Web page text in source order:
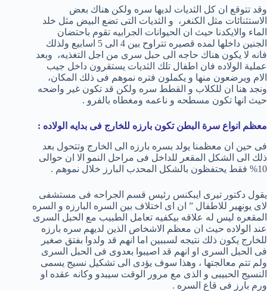
وقد تتوقع ان كل الثديات لديها سره ولكن هناك بعض
الاستثنائات مثل الكنغر، و الثديات التى تضع البيض مثل خلد
الماء والايكدنا حيث ان الحيوانات الجرابيه تقوم باحتضان
الجنين داخلها لمده قصيره تتراوح بين 4 الى 5 اسابيع ولذلك
فانه لا يكون هناك حاجه الى حبل سرى من اجل التغذيه، وبعد
عملية الولاده فان اطفال تلك الثديات يستقرون داخل جيب
الام ويرضعون منها و يكملون فتره نموهم فى ذلك المكان،
ونجد هنا ان للكلاب و القطط سره ولكن قد تكون غير واضحه
حيث انها تكون مسطحه و ناعمه ومغطاه بالفرو .
معظم انواع سرة البطن تكون بارزه للخارج فى بدايه الولاده :
فى حين ان معظمنا يولد بسره بارزه الى الخارج وتتحول بعد
ذلك الى الشكل المقعر للداخل فى مراحل النمو الا ان حوالى
10% فقط يحتفظون بالشكل المحدب البارز خلال نموهم .
يقول دكتور تيرى ايبكنس رئيس قسم الجراحه فى مستشفى
لاى يونهير للاطفال ” ان اى اختلاف بين السره البارزه و السره
المقعره ليس له علاقه بيكفيه تعامل الطبيب مع الحبل السرى
عند الولاده حيث ان معظم الاشخاص الذين لديهم سره بارزه
للخارج يكون ذلك نتيجه لسببين اما انهم قد ولدوا بفتق صغير
فى الحبل السرى او انهم قد اصيبوا بعدوى فى الحبل السرى
ولم تتم معالجتها ، وهذا سوف يؤدى الى تشكيل نسيج يسمى
النسيج الحبيبى و الذى مع مرور الوقت سيبدو وكانه عقده او
ورم بارز فى قاع السره .